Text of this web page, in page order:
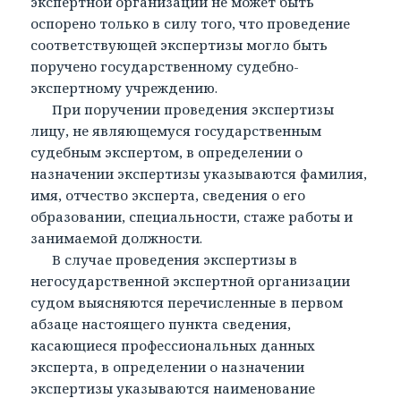
оспорено только в силу того, что проведение
соответствующей экспертизы могло быть
поручено государственному судебно-
экспертному учреждению.
При поручении проведения экспертизы
лицу, не являющемуся государственным
судебным экспертом, в определении о
назначении экспертизы указываются фамилия,
имя, отчество эксперта, сведения о его
образовании, специальности, стаже работы и
занимаемой должности.
В случае проведения экспертизы в
негосударственной экспертной организации
судом выясняются перечисленные в первом
абзаце настоящего пункта сведения,
касающиеся профессиональных данных
эксперта, в определении о назначении
экспертизы указываются наименование